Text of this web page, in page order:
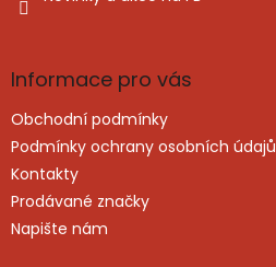
Informace pro vás
Obchodní podmínky
Podmínky ochrany osobních údajů
Kontakty
Prodávané značky
Napište nám